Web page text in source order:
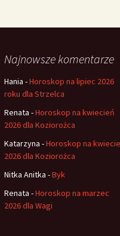
Najnowsze komentarze
Hania -Horoskop na lipiec 2026
roku dla Strzelca
Renata -Horoskop na kwiecień
2026 dla Koziorożca
Katarzyna -Horoskop na
2026 dla Koziorożca
Nitka Anitka -Byk
Renata -Horoskop na marzec
2026 dla Wagi